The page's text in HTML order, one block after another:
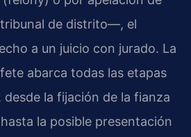
de distrito—, el
a un juicio con jurado. La
abarca todas las etapas
desde la fijación de la fianza
la posible presentación